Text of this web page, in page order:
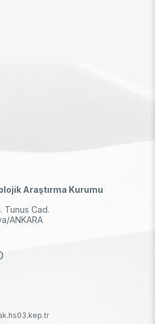
Araştırma Kurumu
Tunus Cad.
ANKARA